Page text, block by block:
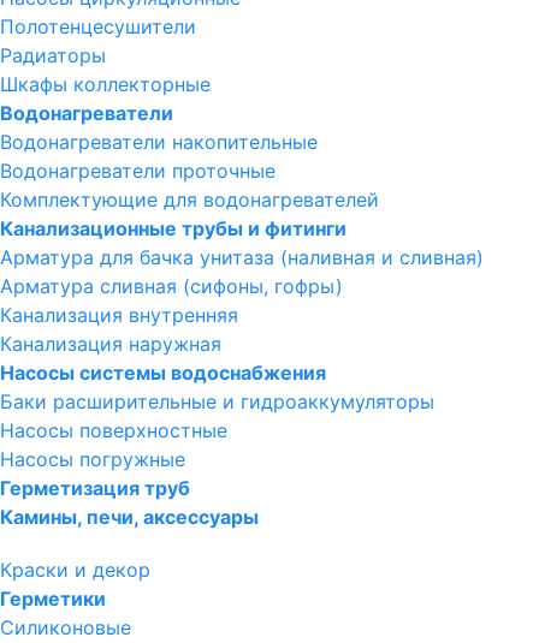
Полотенцесушители
Радиаторы
Шкафы коллекторные
Водонагреватели
Водонагреватели накопительные
Водонагреватели проточные
Комплектующие для водонагревателей
Канализационные трубы и фитинги
Арматура для бачка унитаза (наливная и сливная)
Арматура сливная (сифоны, гофры)
Канализация внутренняя
Канализация наружная
Насосы системы водоснабжения
Баки расширительные и гидроаккумуляторы
Насосы поверхностные
Насосы погружные
Герметизация труб
Камины, печи, аксессуары
Краски и декор
Герметики
Силиконовые